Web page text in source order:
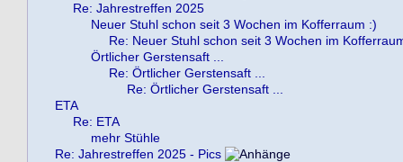
Re: Jahrestreffen 2025
Neuer Stuhl schon seit 3 Wochen im Kofferraum :)
Re: Neuer Stuhl schon seit 3 Wochen im
Örtlicher Gerstensaft ...
Re: Örtlicher Gerstensaft ...
Re: Örtlicher Gerstensaft ...
ETA
Re: ETA
mehr Stühle
Re: Jahrestreffen 2025 - Pics